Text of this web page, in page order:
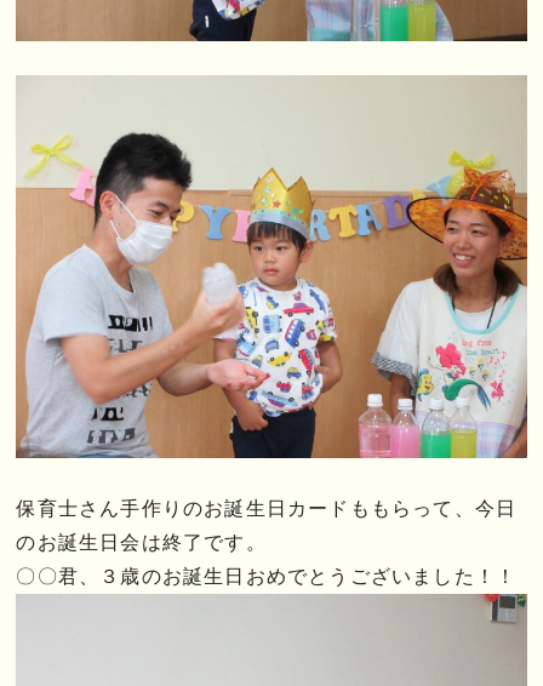
保育士さん手作りのお誕生日カードももらって、今日
のお誕生日会は終了です。
〇〇君、３歳のお誕生日おめでとうございました！！